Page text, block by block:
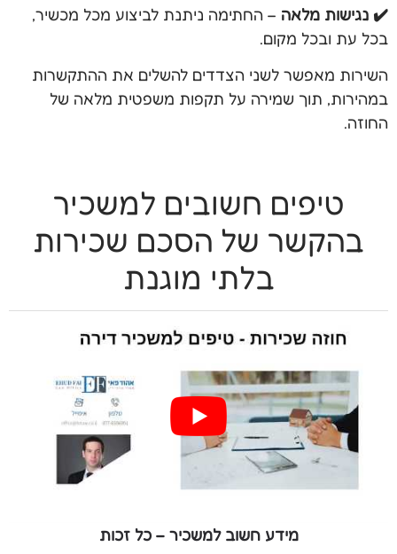
✔️ נגישות מלאה – החתימה ניתנת לביצוע מכל מכשיר,
בכל עת ובכל מקום.
השירות מאפשר לשני הצדדים להשלים את ההתקשרות
במהירות, תוך שמירה על תקפות משפטית מלאה של
החוזה.
טיפים חשובים למשכיר
בהקשר של הסכם שכירות
בלתי מוגנת
מידע חשוב למשכיר – כל זכות